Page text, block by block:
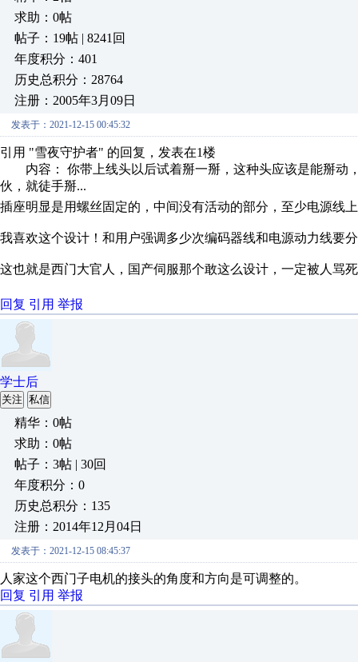
求助：0帖
帖子：19帖 | 8241回
年度积分：401
历史总积分：28764
注册：2005年3月09日
发表于：2021-12-15 00:45:32
引用 "雪夜守护者" 的回复，发表在1楼
内容： 你带上线头以后试着掰一掰，这种头应该是能掰动
伙，就徒手掰...
插座明显是用螺丝固定的，中间没有活动的部分，至少电源线
我喜欢这个设计！和用户强调多少次编码器线和电源动力线要
这也就是西门大官人，国产伺服那个敢这么设计，一定被人骂
回复 引用 举报
学士后
关注 私信
精华：0帖
求助：0帖
帖子：3帖 | 30回
年度积分：0
历史总积分：135
注册：2014年12月04日
发表于：2021-12-15 08:45:37
人家这个西门子电机的接头的角度和方向是可调整的。
回复 引用 举报